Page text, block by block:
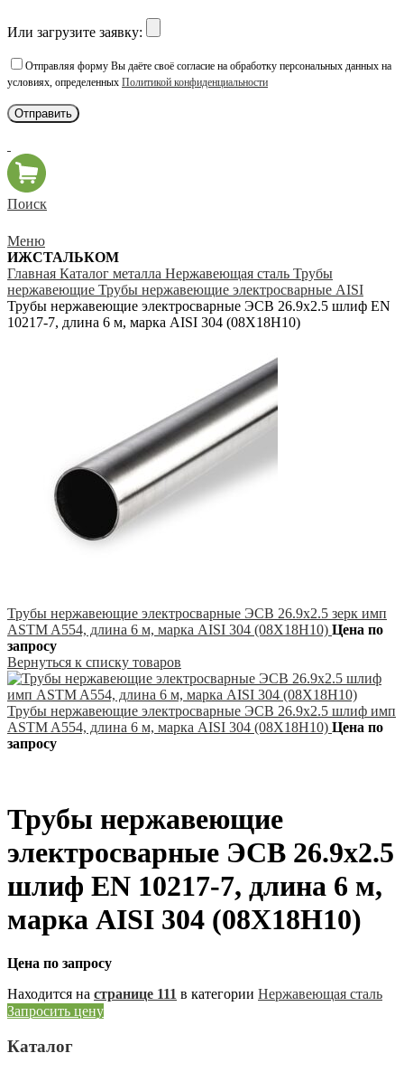
Или загрузите заявку:
Отправляя форму Вы даёте своё согласие на обработку персональных данных на
условиях, определенных Политикой конфиденциальности
Поиск
Меню
ИЖСТАЛЬКОМ
Главная Каталог металла Нержавеющая сталь Трубы
нержавеющие Трубы нержавеющие электросварные AISI
Трубы нержавеющие электросварные ЭСВ 26.9х2.5 шлиф EN
10217-7, длина 6 м, марка AISI 304 (08Х18Н10)
Трубы нержавеющие электросварные ЭСВ 26.9х2.5 зерк имп
ASTM A554, длина 6 м, марка AISI 304 (08Х18Н10) Цена по
запросу
Вернуться к списку товаров
Трубы нержавеющие электросварные ЭСВ 26.9х2.5 шлиф имп
ASTM A554, длина 6 м, марка AISI 304 (08Х18Н10) Цена по
запросу
Трубы нержавеющие
электросварные ЭСВ 26.9х2.5
шлиф EN 10217-7, длина 6 м,
марка AISI 304 (08Х18Н10)
Цена по запросу
Находится на странице 111 в категории Нержавеющая сталь
Запросить цену
Каталог